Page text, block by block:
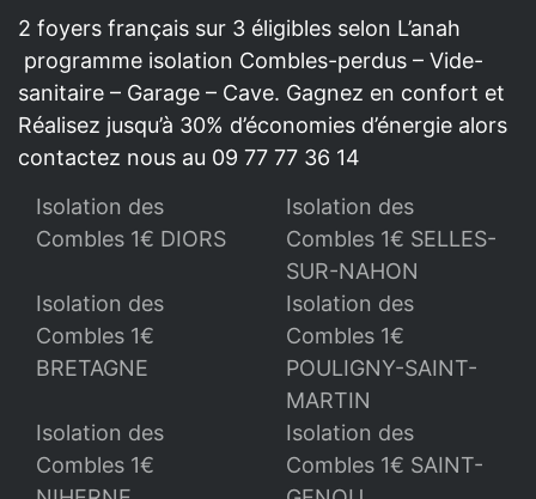
2 foyers français sur 3 éligibles selon L’anah
programme isolation Combles-perdus – Vide-
sanitaire – Garage – Cave. Gagnez en confort et
Réalisez jusqu’à 30% d’économies d’énergie alors
contactez nous au 09 77 77 36 14
Isolation des
Combles 1€ DIORS
Isolation des
Combles 1€ SELLES-
SUR-NAHON
Isolation des
Combles 1€
BRETAGNE
Isolation des
Combles 1€
POULIGNY-SAINT-
MARTIN
Isolation des
Combles 1€
Isolation des
Combles 1€ SAINT-